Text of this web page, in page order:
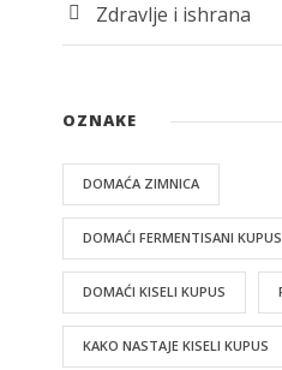
Zdravlje i ishrana
OZNAKE
DOMAĆA ZIMNICA
DOMAĆI FERMENTISANI KUPUS
DOMAĆI KISELI KUPUS
KAKO NASTAJE KISELI KUPUS